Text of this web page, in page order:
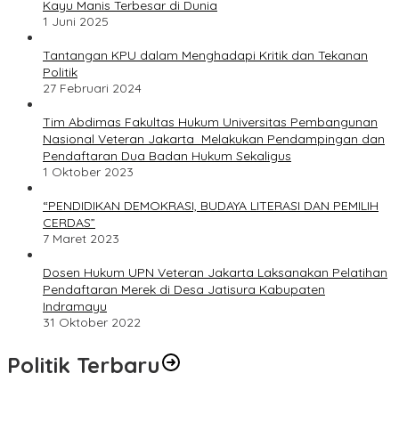
Kayu Manis Terbesar di Dunia
1 Juni 2025
Tantangan KPU dalam Menghadapi Kritik dan Tekanan
Politik
27 Februari 2024
Tim Abdimas Fakultas Hukum Universitas Pembangunan
Nasional Veteran Jakarta Melakukan Pendampingan dan
Pendaftaran Dua Badan Hukum Sekaligus
1 Oktober 2023
“PENDIDIKAN DEMOKRASI, BUDAYA LITERASI DAN PEMILIH
CERDAS”
7 Maret 2023
Dosen Hukum UPN Veteran Jakarta Laksanakan Pelatihan
Pendaftaran Merek di Desa Jatisura Kabupaten
Indramayu
31 Oktober 2022
Politik Terbaru